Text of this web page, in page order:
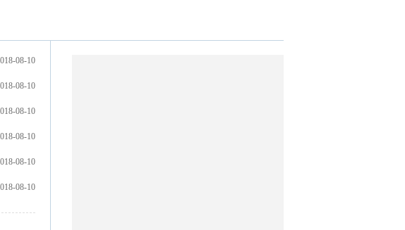
08-10
08-10
08-10
08-10
08-10
08-10